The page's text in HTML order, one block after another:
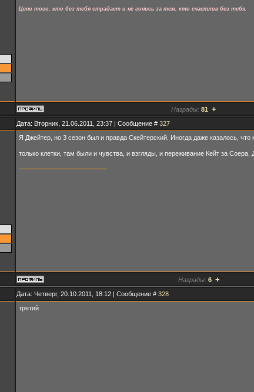
Цени того, кто без тебя страдает и не гонись за тем, кто счастлив без тебя.
Награды: 81 +
Дата: Вторник, 21.06.2011, 23:37 | Сообщение # 327
Я Джейтер, но 3 сезон был и правда Скейтерский. Иногда даже казалось,
только клетки, там были и чувства, и взгляды, и переживание Кейт за
Награды: 6 +
Дата: Четверг, 20.10.2011, 18:12 | Сообщение # 328
третий